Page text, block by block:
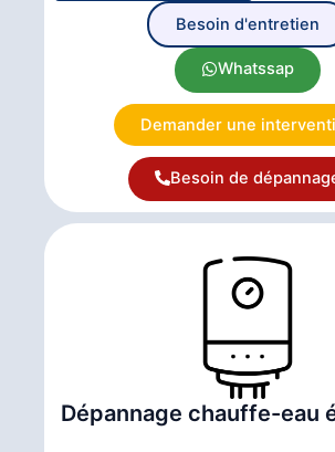
Besoin d'entretien
Whatssap
Demander une
Besoin de
Dépannage chauffe-eau